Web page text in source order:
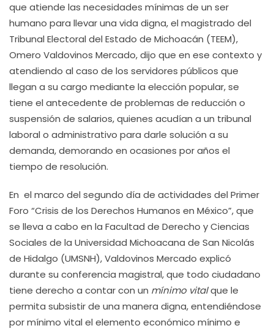
que atiende las necesidades mínimas de un ser
humano para llevar una vida digna, el magistrado del
Tribunal Electoral del Estado de Michoacán (TEEM),
Omero Valdovinos Mercado, dijo que en ese contexto y
atendiendo al caso de los servidores públicos que
llegan a su cargo mediante la elección popular, se
tiene el antecedente de problemas de reducción o
suspensión de salarios, quienes acudían a un tribunal
laboral o administrativo para darle solución a su
demanda, demorando en ocasiones por años el
tiempo de resolución.
En el marco del segundo día de actividades del Primer
Foro “Crisis de los Derechos Humanos en México”, que
se lleva a cabo en la Facultad de Derecho y Ciencias
Sociales de la Universidad Michoacana de San Nicolás
de Hidalgo (UMSNH), Valdovinos Mercado explicó
durante su conferencia magistral, que todo ciudadano
tiene derecho a contar con un mínimo vitalque le
permita subsistir de una manera digna, entendiéndose
por mínimo vital el elemento económico mínimo e